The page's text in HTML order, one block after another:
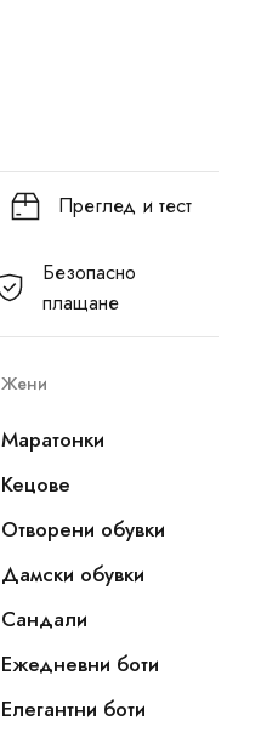
Преглед и тест
Безопасно
плащане
Жени
Маратонки
Кецове
Отворени обувки
Дамски обувки
Сандали
Ежедневни боти
Елегантни боти